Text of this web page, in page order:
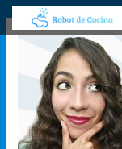
contenido
Navegación
de
entradas
u